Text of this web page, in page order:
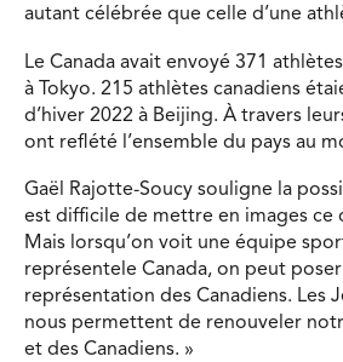
autant célébrée que celle d’une
Le Canada avait envoyé 371
à Tokyo. 215 athlètes canadiens
d’hiver 2022 à Beijing. À travers
ont reflété l’ensemble du pays au
Gaël Rajotte-Soucy souligne la
est difficile de mettre en images ce
Mais lorsqu’on voit une équipe
représentele Canada, on peut
représentation des Canadiens. Les
nous permettent de renouveler
et des Canadiens. »